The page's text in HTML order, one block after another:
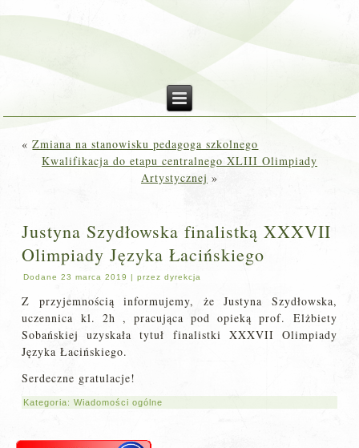
«Zmiana na stanowisku pedagoga szkolnego
Kwalifikacja do etapu centralnego XLIII Olimpiady
Artystycznej »
Justyna Szydłowska finalistką XXXVII
Olimpiady Języka Łacińskiego
Dodane 23 marca 2019 |przez dyrekcja
Z przyjemnością informujemy, że Justyna Szydłowska,
uczennica kl. 2h , pracująca pod opieką prof. Elżbiety
Sobańskiej uzyskała tytuł finalistki XXXVII Olimpiady
Języka Łacińskiego.
Serdeczne gratulacje!
Kategoria:Wiadomości ogólne